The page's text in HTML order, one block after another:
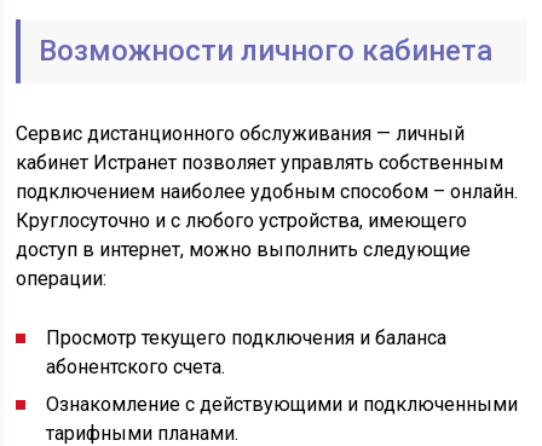
Возможности личного кабинета
Сервис дистанционного обслуживания — личный
кабинет Истранет позволяет управлять собственным
подключением наиболее удобным способом – онлайн.
Круглосуточно и с любого устройства, имеющего
доступ в интернет, можно выполнить следующие
операции:
Просмотр текущего подключения и баланса
абонентского счета.
Ознакомление с действующими и подключенными
тарифными планами.